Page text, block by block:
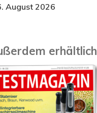
August 2026
erhältlich